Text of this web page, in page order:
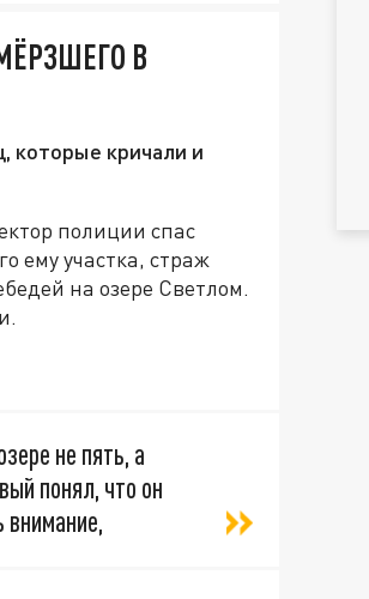
В
которые кричали и
полиции спас
ему участка, страж
на озере Светлом.
не пять, а
понял, что он
внимание,